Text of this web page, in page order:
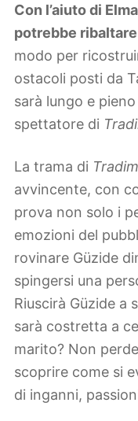
Con l’aiuto di
potrebbe
modo per
ostacoli posti da
sarà lungo e
spettatore di
La trama di
avvincente, con
prova non solo i
emozioni del
rovinare Güzide
spingersi una
Riuscirà Güzide a
sarà costretta a
marito? Non
scoprire come si
di inganni,